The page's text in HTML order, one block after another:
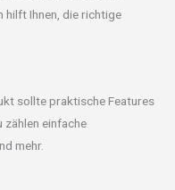
hilft Ihnen, die richtige
sollte praktische Features
zählen einfache
mehr.